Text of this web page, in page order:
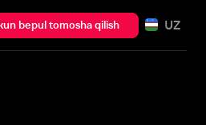
bepul tomosha qilish UZ